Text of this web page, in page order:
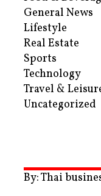
General News
Lifestyle
Real Estate
Sports
Technology
Travel &
Uncategorized
By: Thai